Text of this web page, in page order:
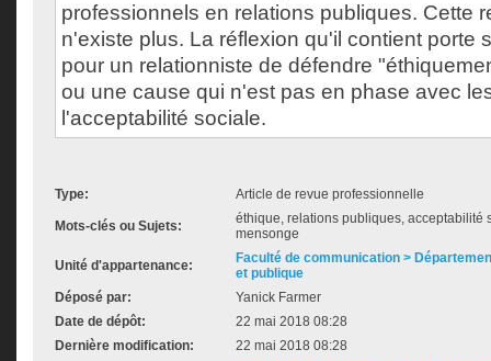
professionnels en relations publiques. Cette
n'existe plus. La réflexion qu'il contient porte
pour un relationniste de défendre
ou une cause qui n'est pas en phase avec
l'acceptabilité sociale.
Type: Article de revue professionnelle
Mots-clés ou Sujets:
éthique, relations publiques, acceptabilité
mensonge
Unité d'appartenance:
Faculté de communication >
et publique
Déposé par:
Yanick Farmer
Date de dépôt:
22 mai 2018 08:28
Dernière modification:
22 mai 2018 08:28